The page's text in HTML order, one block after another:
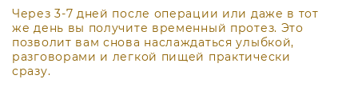
Через 3-7 дней после операции или даже в тот
же день вы получите временный протез. Это
позволит вам снова наслаждаться улыбкой,
разговорами и легкой пищей практически
сразу.